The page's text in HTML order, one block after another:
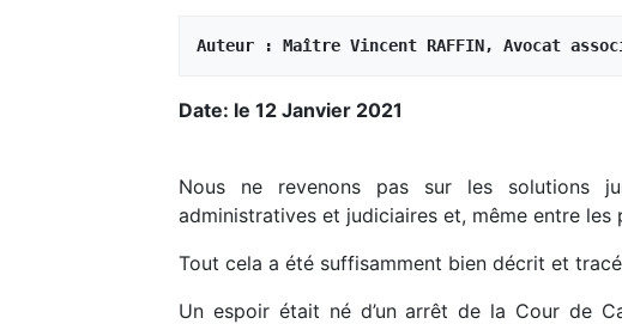
Auteur : Maître Vincent RAFFIN, Avocat
Date: le 12 Janvier 2021
Nous ne revenons pas sur les solutions
administratives et judiciaires et, même entre
Tout cela a été suffisamment bien décrit et
Un espoir était né d’un arrêt de la Cour de